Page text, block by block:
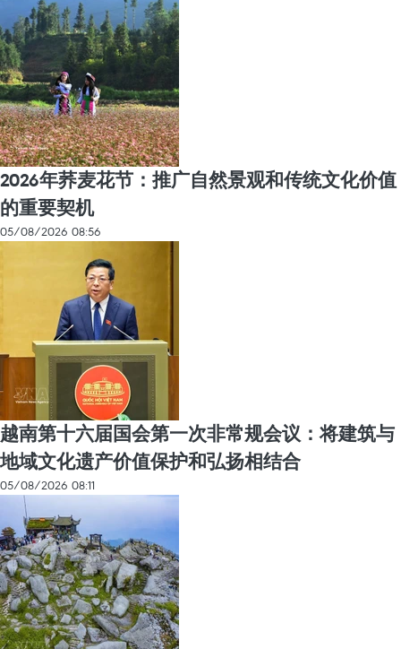
2026年荞麦花节：推广自然景观和传统文化价值
的重要契机
05/08/2026 08:56
越南第十六届国会第一次非常规会议：将建筑与
地域文化遗产价值保护和弘扬相结合
05/08/2026 08:11